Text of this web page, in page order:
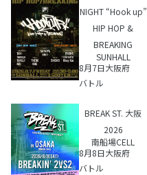
NIGHT “Hook up”
HIP HOP &
BREAKING
SUNHALL
8月7日大阪府
バトル
BREAK ST. 大阪
2026
南船場CELL
8月8日大阪府
バトル